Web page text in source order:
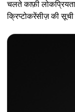
चलते काफ़ी
क्रिप्टोकरेंसीज़ की